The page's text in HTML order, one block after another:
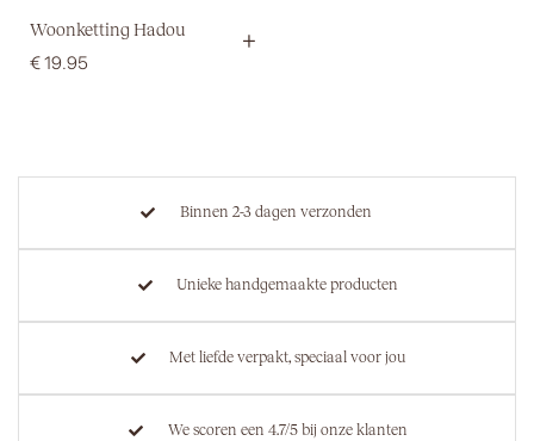
Woonketting Hadou
€19.95
+
Binnen 2-3 dagen verzonden
Unieke handgemaakte producten
Met liefde verpakt, speciaal voor jou
We scoren een 4.7/5 bij onze klanten